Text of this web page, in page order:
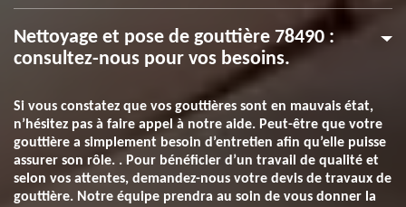
Nettoyage et pose de gouttière 78490 :
consultez-nous pour vos besoins.
Si vous constatez que vos gouttières sont en mauvais état,
n’hésitez pas à faire appel à notre aide. Peut-être que votre
gouttière a simplement besoin d’entretien afin qu’elle puisse
assurer son rôle. . Pour bénéficier d’un travail de qualité et
selon vos attentes, demandez-nous votre devis de travaux de
gouttière. Notre équipe prendra au soin de vous donner la